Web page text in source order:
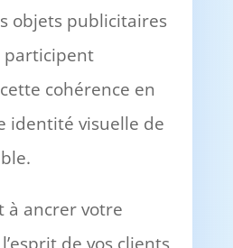
objets publicitaires
participent
cohérence en
identité visuelle de
à ancrer votre